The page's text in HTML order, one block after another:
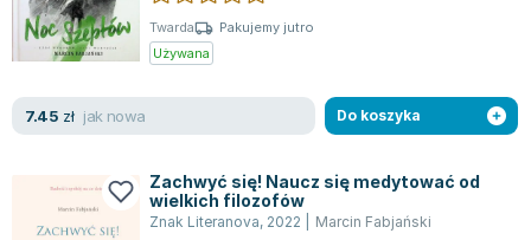
Lorraine Warren
Ajahn Brahm
Jacek Walkiewicz
Twarda
Pakujemy jutro
Używana
7.45 zł jak nowa Do koszyka
Zachwyć się! Naucz się medytować od
wielkich filozofów
Znak Literanova, 2022
Marcin Fabjański